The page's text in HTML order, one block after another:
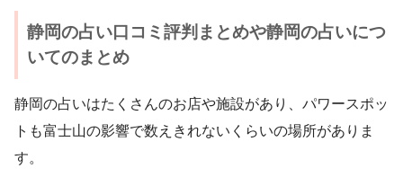
静岡の占い口コミ評判まとめや静岡の占いにつ
いてのまとめ
静岡の占いはたくさんのお店や施設があり、パワースポッ
トも富士山の影響で数えきれないくらいの場所がありま
す。